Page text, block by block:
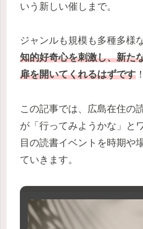
いう新しい催しまで。
ジャンルも規模も多種多様
知的好奇心を刺激し、新た
扉を開いてくれるはずです ！
この記事では、広島在住の
が「行ってみようかな」と
目の読書イベントを時期や
ていきます。